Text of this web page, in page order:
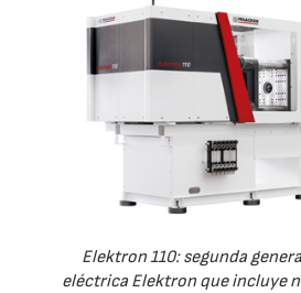
Elektron 110: segunda
eléctrica Elektron que incluye